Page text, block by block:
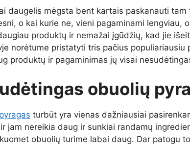
daugelis mėgsta bent kartais paskanauti tam
o kai kurie ne, vieni pagaminami lengviau,
produktų ir nemažai įgūdžių, kad jie
norėtume pristatyti tris pačius populiariausiu
produktų ir pagaminimas jų visai
obuolių
turbūt yra vienas dažniausiai
jam nereikia daug ir sunkiai randamų
obuolių turime labai daug. Dar patogu